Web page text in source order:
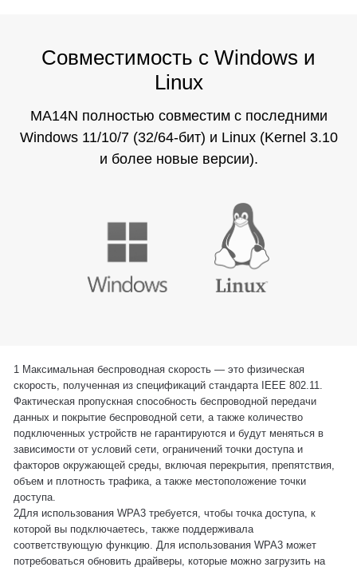
Совместимость с Windows и
Linux
MA14N полностью совместим с последними
Windows 11/10/7 (32/64-бит) и Linux (Kernel 3.10
и более новые версии).
1 Максимальная беспроводная скорость — это физическая
скорость, полученная из спецификаций стандарта IEEE 802.11.
Фактическая пропускная способность беспроводной передачи
данных и покрытие беспроводной сети, а также количество
подключенных устройств не гарантируются и будут меняться в
зависимости от условий сети, ограничений точки доступа и
факторов окружающей среды, включая перекрытия, препятствия,
объем и плотность трафика, а также местоположение точки
доступа.
2Для использования WPA3 требуется, чтобы точка доступа, к
которой вы подключаетесь, также поддерживала
соответствующую функцию. Для использования WPA3 может
потребоваться обновить драйверы, которые можно загрузить на